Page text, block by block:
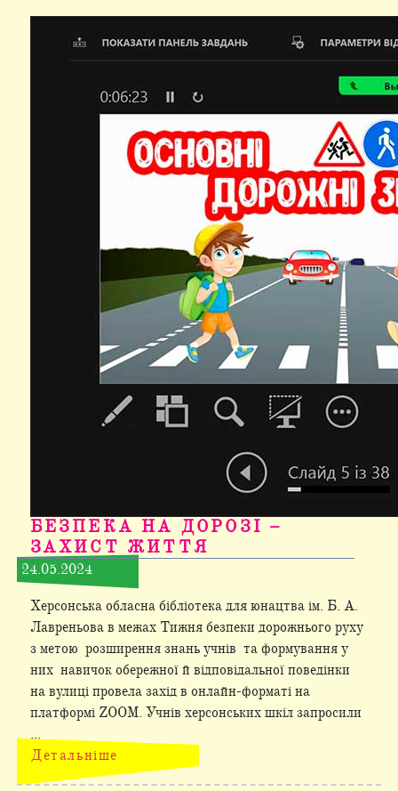
БЕЗПЕКА НА ДОРОЗІ –
ЗАХИСТ ЖИТТЯ
24.05.2024
Херсонська обласна бібліотека для юнацтва ім. Б. А.
Лавреньова в межах Тижня безпеки дорожнього руху
з метою розширення знань учнів та формування у
них навичок обережної й відповідальної поведінки
на вулиці провела захід в онлайн-форматі на
платформі ZOOM. Учнів херсонських шкіл запросили
...
Детальніше